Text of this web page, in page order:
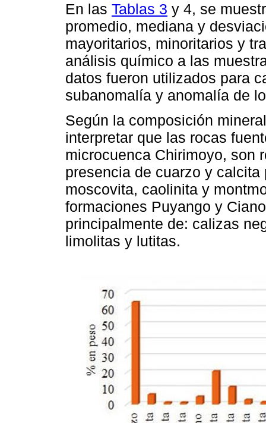
En las Tablas 3 y 4, se
promedio, mediana y
mayoritarios, minoritarios y
análisis químico a las
datos fueron utilizados para
subanomalía y anomalía de
Según la composición
interpretar que las rocas
microcuenca Chirimoyo, son
presencia de cuarzo y
moscovita, caolinita y
formaciones Puyango y
principalmente de: calizas
limolitas y lutitas.